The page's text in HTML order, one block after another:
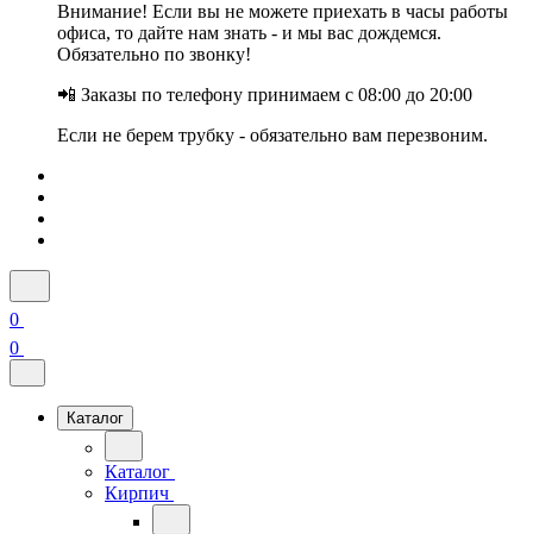
Внимание! Если вы не можете приехать в часы работы
офиса, то дайте нам знать - и мы вас дождемся.
Обязательно по звонку!
📲 Заказы по телефону принимаем с 08:00 до 20:00
Если не берем трубку - обязательно вам перезвоним.
0
0
Каталог
Каталог
Кирпич